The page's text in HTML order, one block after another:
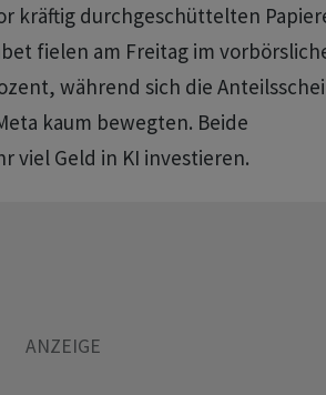
kräftig durchgeschüttelten
fielen am Freitag im
während sich die
kaum bewegten. Beide
viel Geld in KI investieren.